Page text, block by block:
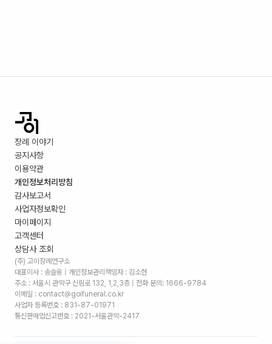
장례 이야기
공지사항
이용약관
개인정보처리방침
감사보고서
사업자정보확인
마이페이지
고객센터
상담사 조회
(주) 고이장례연구소
대표이사 : 송슬옹 | 개인정보관리책임자 : 김소현
주소 : 서울시 관악구 신림로 132, 1,2,3층 | 전화 문의: 1666-9784
이메일 : contact@goifuneral.co.kr
사업자 등록번호 : 831-87-01971
통신판매업신고번호 : 2021-서울관악-2417